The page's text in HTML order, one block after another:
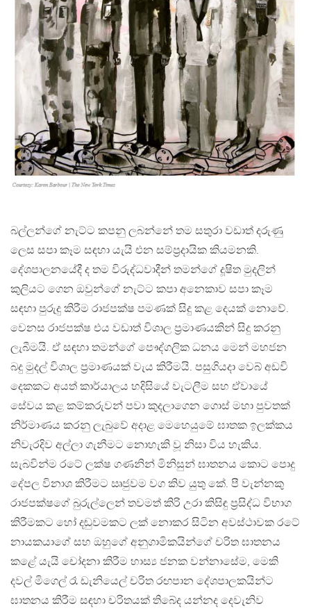
බල්ලන්ගේ නැට්ට කපනු ලබන්නේ තම සතුරා වඩාත් දරුණු
ලෙස සපා කෑම සඳහා යැයි එන සම්ප්‍රදායික කියමනකි.
දේශපාලනයේදී ද තම විරුද්ධවාදීන් තමන්ගේ දූෂිත මුදලින්
කුලියට ගෙන ඔවුන්ගේ නැට්ට කපා අනෙකාව සපා කෑම
සඳහා පුරුදු කිරීම රාජපක්ෂ පමණක් සිදු කළ දෙයක් නොවේ.
වෙනස රාජපක්ෂ එය වඩාත් විශාල ප්‍රමාණයකින් සිදු කරනු
ලැබීමයි. ඒ සඳහා තමන්ගේ පෞද්ගලික ධනය මෙන් මහජන
බදු මුදල් විශාල ප්‍රමාණයක් වැය කිරීමයි. පසුගියදා වෙබ් අඩවි
දෙකකට අයත් කාර්යාලය හදිසියේ වැටලීම සහ ඒවායේ
සේවය කළ කම්කරුවන් පවා කුදලාගෙන ගොස් මහා පුවතක්
නිර්මාණය කරනු ලැබුවේ අදාළ මෙහෙයුමේ ඝාතක ඉලක්කය
නිවැරදිව අල්ලා ගැනීමට නොහැකි වූ නිසා විය හැකිය.
සැබවින්ම රටේ ලක්ෂ ගණනින් මිනිසුන් ඝාතනය කොට පොදු
දේපල විනාශ කිරීමට ඍජුවම වග කිව යුතු කේ. පී වැන්නකු
රාජපක්ෂගේ බුරුල්ලෙන් තවමත් කිරි උරා කිසිඳු ප්‍රසිද්ධ විභාග
කිරීමකට හෝ දඬුවමකට ලක් නොකර සිටින අවස්ථාවක රටේ
නායකයාගේ සහ ඔහුගේ අනුගාමිකයින්ගේ චරිත ඝාතනය
කළේ යැයි චෝදනා කිරීම හාස්‍ය ජනක වන්නාසේම, මෙකි
දවල් මිගෙල් රෑ ඩැනියෙල් චරිත රඟපාන දේශපාලකයින්ට
ඝාතනය කිරීම සඳහා චරිතයක් තිබේද යන්නද දෙවැනිව